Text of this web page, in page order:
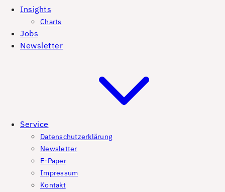
Insights
Charts
Jobs
Newsletter
Service
Datenschutzerklärung
Newsletter
E-Paper
Impressum
Kontakt